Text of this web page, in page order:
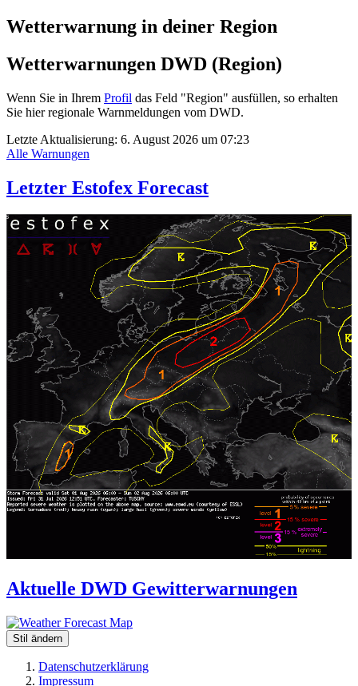
Wetterwarnung in deiner Region
Wetterwarnungen DWD (Region)
Wenn Sie in Ihrem Profil das Feld "Region" ausfüllen, so erhalten
Sie hier regionale Warnmeldungen vom DWD.
Letzte Aktualisierung: 6. August 2026 um 07:23
Alle Warnungen
Letzter Estofex Forecast
Aktuelle DWD Gewitterwarnungen
Stil ändern
Datenschutzerklärung
Impressum